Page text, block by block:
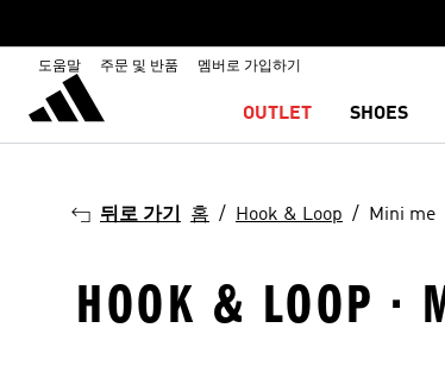
도움말 주문 및 반품 멤버로 가입하기
OUTLET SHOES
뒤로 가기 홈 Hook & Loop Mini me
HOOK & LOOP ·